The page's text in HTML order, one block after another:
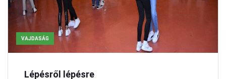
VAJDASÁG
Lépésről lépésre